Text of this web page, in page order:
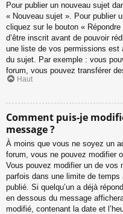
Pour publier un nouveau sujet
« Nouveau sujet ». Pour publier
cliquez sur le bouton «
d’être inscrit avant de pouvoir
une liste de vos permissions est
du sujet. Par exemple : vous
forum, vous pouvez transférer
Haut
Comment puis-je
message ?
À moins que vous ne soyez un
forum, vous ne pouvez modifier
Vous pouvez modifier un de vos
parfois dans une limite de
publié. Si quelqu’un a déjà
en dessous du message
modifié, contenant la date et